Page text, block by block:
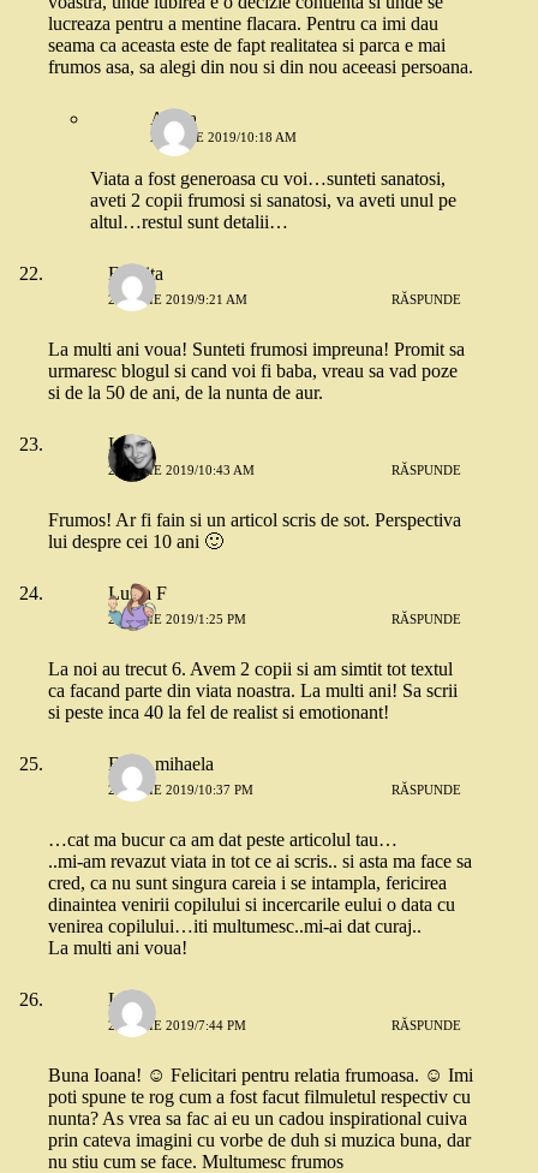
lucreaza pentru a mentine flacara. Pentru ca imi dau
seama ca aceasta este de fapt realitatea si parca e mai
frumos asa, sa alegi din nou si din nou aceeasi persoana.
Adina
26 IULIE 2019/10:18 AM
Viata a fost generoasa cu voi…sunteti sanatosi,
aveti 2 copii frumosi si sanatosi, va aveti unul pe
altul…restul sunt detalii…
Felicita
26 IULIE 2019/9:21 AM RĂSPUNDE
La multi ani voua! Sunteti frumosi impreuna! Promit sa
urmaresc blogul si cand voi fi baba, vreau sa vad poze
si de la 50 de ani, de la nunta de aur.
Laura
26 IULIE 2019/10:43 AM RĂSPUNDE
Frumos! Ar fi fain si un articol scris de sot. Perspectiva
lui despre cei 10 ani 🙂
Luiza F
26 IULIE 2019/1:25 PM RĂSPUNDE
La noi au trecut 6. Avem 2 copii si am simtit tot textul
ca facand parte din viata noastra. La multi ani! Sa scrii
si peste inca 40 la fel de realist si emotionant!
Fuica mihaela
26 IULIE 2019/10:37 PM RĂSPUNDE
…cat ma bucur ca am dat peste articolul tau…
..mi-am revazut viata in tot ce ai scris.. si asta ma face sa
cred, ca nu sunt singura careia i se intampla, fericirea
dinaintea venirii copilului si incercarile eului o data cu
venirea copilului…iti multumesc..mi-ai dat curaj..
La multi ani voua!
Lisa
29 IULIE 2019/7:44 PM RĂSPUNDE
Buna Ioana! ☺️ Felicitari pentru relatia frumoasa. ☺️ Imi
poti spune te rog cum a fost facut filmuletul respectiv cu
nunta? As vrea sa fac ai eu un cadou inspirational cuiva
prin cateva imagini cu vorbe de duh si muzica buna, dar
nu stiu cum se face. Multumesc frumos